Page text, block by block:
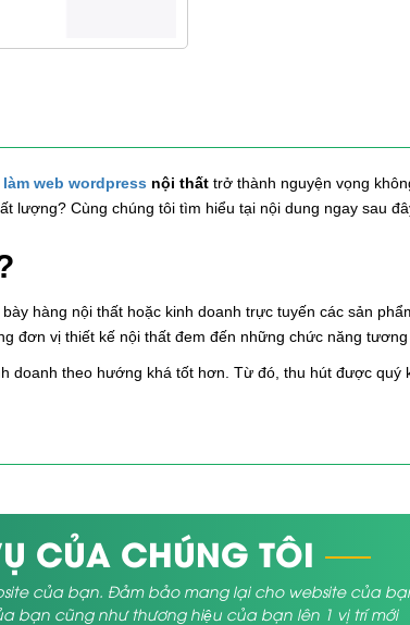
làm web wordpress nội thất trở thành nguyện vọng
lượng? Cùng chúng tôi tìm hiểu tại nội dung ngay sau
hàng nội thất hoặc kinh doanh trực tuyến các sản
đơn vị thiết kế nội thất đem đến những chức năng
doanh theo hướng khá tốt hơn. Từ đó, thu hút được quý
CỦA CHÚNG TÔI
của bạn. Đảm bảo mang lại cho website của
bạn cũng như thương hiệu của bạn lên 1 vị trí mới